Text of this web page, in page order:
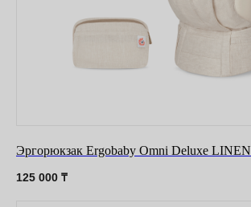
Эргорюкзак Ergobaby Omni Deluxe LINEN
125 000 ₸